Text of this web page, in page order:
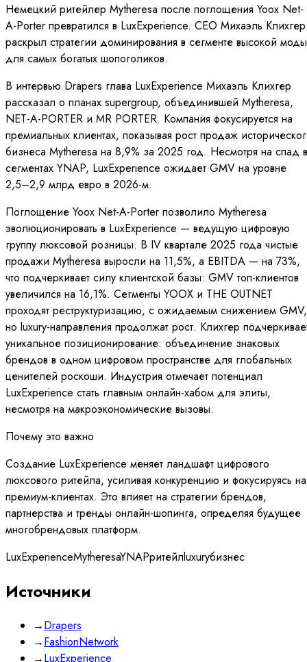
Немецкий ритейлер Mytheresa после поглощения Yoox Net-
A-Porter превратился в LuxExperience. CEO Михаэль Клихгер
раскрыл стратегии доминирования в сегменте высокой моды
для самых богатых шопоголиков.
В интервью Drapers глава LuxExperience Михаэль Клихгер
рассказал о планах supergroup, объединившей Mytheresa,
NET-A-PORTER и MR PORTER. Компания фокусируется на
премиальных клиентах, показывая рост продаж
бизнеса Mytheresa на 8,9% за 2025 год. Несмотря на спад в
сегментах YNAP, LuxExperience ожидает GMV на уровне
2,5–2,9 млрд евро в 2026-м.
Поглощение Yoox Net-A-Porter позволило Mytheresa
эволюционировать в LuxExperience — ведущую цифровую
группу люксовой розницы. В IV квартале 2025 года чистые
продажи Mytheresa выросли на 11,5%, а EBITDA — на 73%,
что подчеркивает силу клиентской базы: GMV топ-клиентов
увеличился на 16,1%. Сегменты YOOX и THE OUTNET
проходят реструктуризацию, с ожидаемым снижением GMV,
но luxury-направления продолжат рост. Клихгер
уникальное позиционирование: объединение знаковых
брендов в одном цифровом пространстве для глобальных
ценителей роскоши. Индустрия отмечает потенциал
LuxExperience стать главным онлайн-хабом для элиты,
несмотря на макроэкономические вызовы.
Почему это важно
Создание LuxExperience меняет ландшафт цифрового
люксового ритейла, усиливая конкуренцию и фокусируясь на
премиум-клиентах. Это влияет на стратегии брендов,
партнерства и тренды онлайн-шопинга, определяя будущее
многобрендовых платформ.
LuxExperienceMytheresaYNAPритейлluxuryбизнес
Источники
→Drapers
→FashionNetwork
→LuxExperience